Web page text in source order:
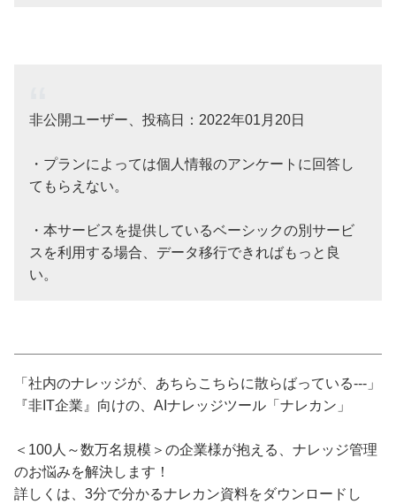
非公開ユーザー、投稿日：2022年01月20日
・プランによっては個人情報のアンケートに回答し
てもらえない。
・本サービスを提供しているベーシックの別サービ
スを利用する場合、データ移行できればもっと良
い。
「社内のナレッジが、あちらこちらに散らばっている---」
『非IT企業』向けの、AIナレッジツール「ナレカン」
＜100人～数万名規模＞の企業様が抱える、ナレッジ管理
のお悩みを解決します！
詳しくは、3分で分かるナレカン資料をダウンロードし